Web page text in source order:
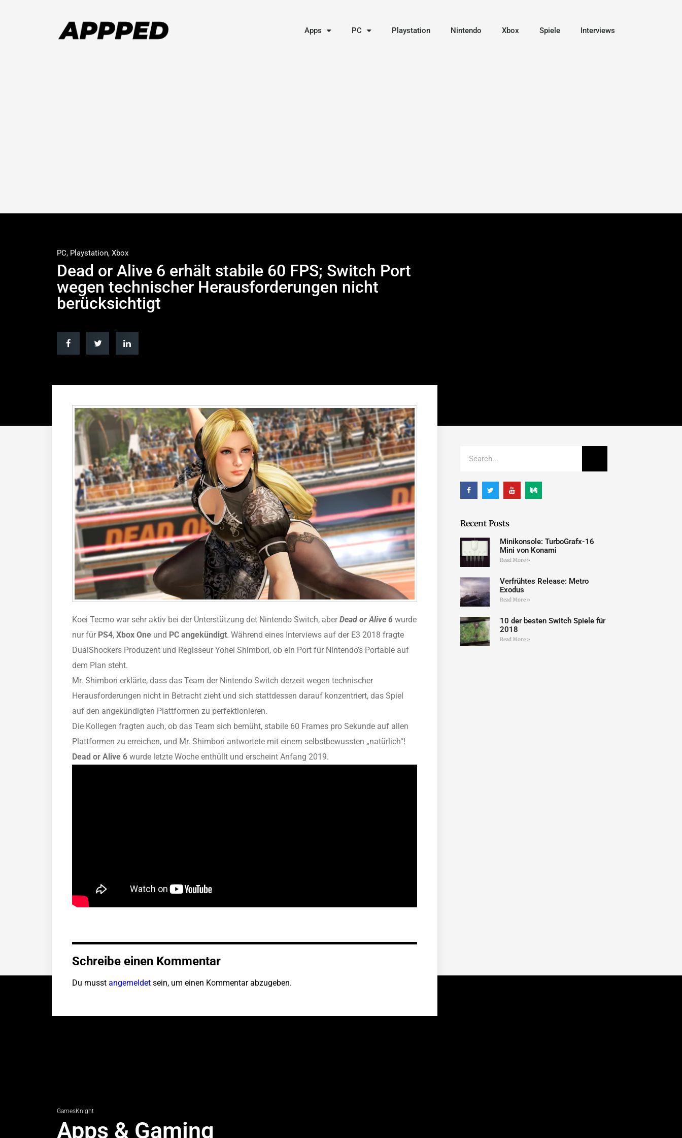
Apps PC Playstation Nintendo Xbox Spiele Interviews
PC, Playstation, Xbox
Dead or Alive 6 erhält stabile 60 FPS; Switch Port
wegen technischer Herausforderungen nicht
berücksichtigt
Koei Tecmo war sehr aktiv bei der Unterstützung det Nintendo Switch, aberDead or Alive 6 wurde
nur für PS4, Xbox One und PC angekündigt. Während eines Interviews auf der E3 2018 fragte
DualShockers Produzent und Regisseur Yohei Shimbori, ob ein Port für Nintendo’s Portable auf
dem Plan steht.
Mr. Shimbori erklärte, dass das Team der Nintendo Switch derzeit wegen technischer
Herausforderungen nicht in Betracht zieht und sich stattdessen darauf konzentriert, das Spiel
auf den angekündigten Plattformen zu perfektionieren.
Die Kollegen fragten auch, ob das Team sich bemüht, stabile 60 Frames pro Sekunde auf allen
Plattformen zu erreichen, und Mr. Shimbori antwortete mit einem selbstbewussten „natürlich“!
Dead or Alive 6 wurde letzte Woche enthüllt und erscheint Anfang 2019.
Schreibe einen Kommentar
Du musst angemeldet sein, um einen Kommentar abzugeben.
Recent Posts
Minikonsole: TurboGrafx-16
Mini von Konami
Read More »
Verfrühtes Release: Metro
Exodus
Read More »
10 der besten Switch Spiele für
2018
Read More »
GamesKnight
Apps & Gaming